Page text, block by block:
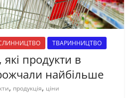
ТВАРИННИЦТВО
продукти в
найбільше
, продукція, ціни